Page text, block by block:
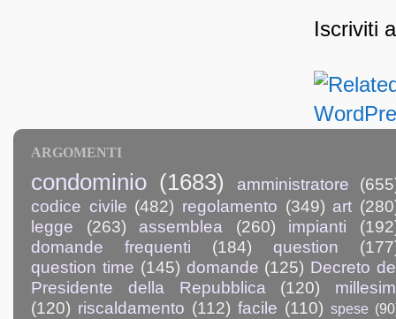
Iscriviti
ARGOMENTI
condominio (1683) amministratore
codice civile (482) regolamento (349) art
legge
(263) assemblea (260) impianti
domande frequenti
(184) question
question time (145) domande (125) Decreto
Presidente della Repubblica
(120)
(120) riscaldamento (112) facile (110) spese